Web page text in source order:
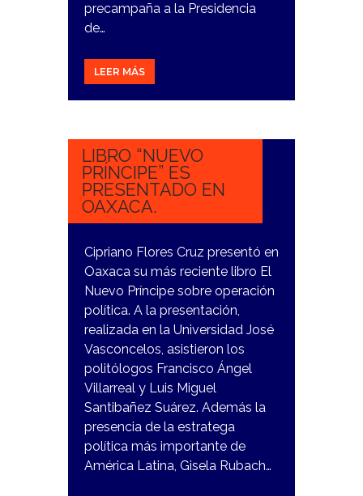
precampaña a la Presidencia
de…
LEER MÁS
10
LIBRO “NUEVO
PRÍNCIPE” ES
PRESENTADO EN
OAXACA.
Cipriano Flores Cruz presentó en
Oaxaca su más reciente libro El
Nuevo Príncipe sobre operación
política. A la presentación,
realizada en la Universidad José
Vasconcelos, asistieron los
politólogos Francisco Ángel
Villarreal y Luis Miguel
Santibañez Suárez. Además la
presencia de la estratega
política más importante de
América Latina, Gisela Rubach…